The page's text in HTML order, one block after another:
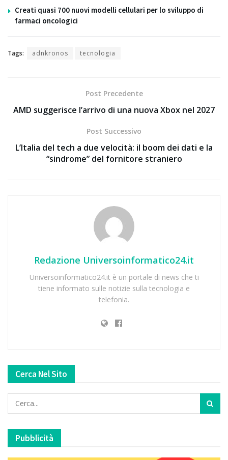
Creati quasi 700 nuovi modelli cellulari per lo sviluppo di
farmaci oncologici
Tags: adnkronos tecnologia
Post Precedente
AMD suggerisce l’arrivo di una nuova Xbox nel 2027
Post Successivo
L’Italia del tech a due velocità: il boom dei dati e la
“sindrome” del fornitore straniero
Redazione Universoinformatico24.it
Universoinformatico24.it è un portale di news che ti
tiene informato sulle notizie sulla tecnologia e
telefonia.
Cerca Nel Sito
Pubblicità